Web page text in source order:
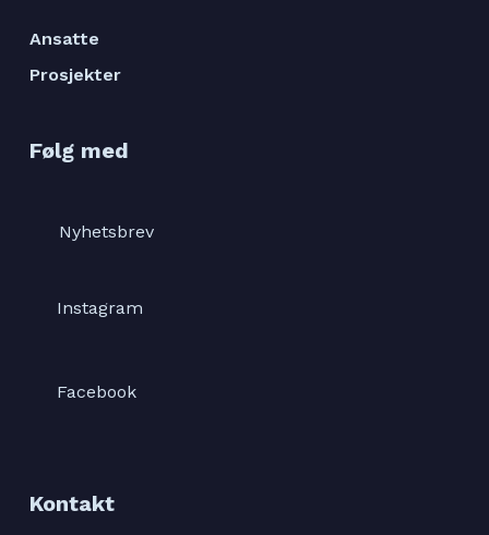
Ansatte
Prosjekter
Følg med
Nyhetsbrev
Instagram
Facebook
Kontakt